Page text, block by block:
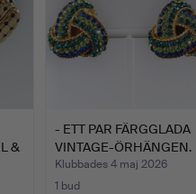
&
- ETT PAR FÄRGGLADA
VINTAGE-ÖRHÄNGEN.
Klubbades 4 maj 2026
1 bud